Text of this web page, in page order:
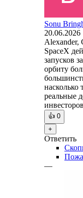
Sonu
20.06.2026
Alexander,
SpaceX
запусков
орбиту
насколько
реальные
👍 0
+
Ответить
—